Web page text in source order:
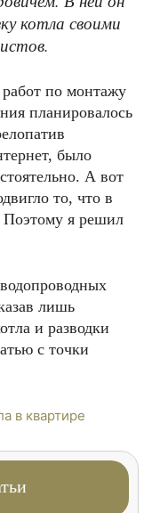
котла своими
по монтажу
планировалось
было
А вот
то, что в
Поэтому я решил
лишь
и разводки
с точки